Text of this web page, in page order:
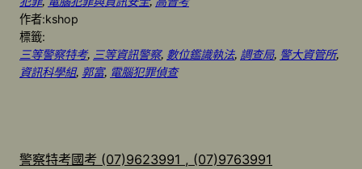
作者:kshop
標籤:
三等警察特考, 三等資訊警察, 數位鑑識執法, 調查局, 警大資管所
資訊科學組, 郭富, 電腦犯罪偵查
警察特考國考 (07)9623991 , (07)9763991